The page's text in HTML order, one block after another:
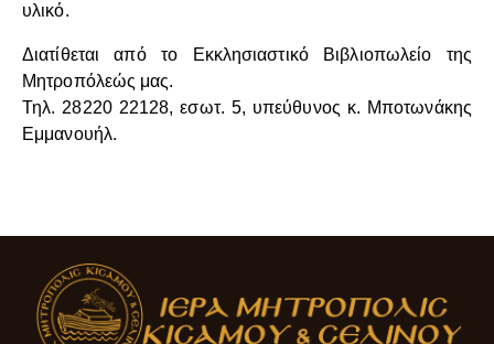
υλικό.
Διατίθεται από το Εκκλησιαστικό Βιβλιοπωλείο της
Μητροπόλεώς μας.
Τηλ. 28220 22128, εσωτ. 5, υπεύθυνος κ. Μποτωνάκης
Εμμανουήλ.